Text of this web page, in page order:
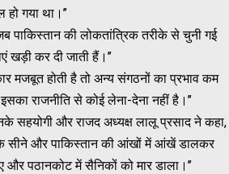
गया था।’’
पाकिस्तान की लोकतांत्रिक तरीके से चुनी गई
खड़ी कर दी जाती हैं।’’
मजबूत होती है तो अन्य संगठनों का प्रभाव कम
राजनीति से कोई लेना-देना नहीं है।’’
सहयोगी और राजद अध्यक्ष लालू प्रसाद ने कहा,
के सीने और पाकिस्तान की आंखों में आंखें डालकर
पठानकोट में सैनिकों को मार डाला।’’